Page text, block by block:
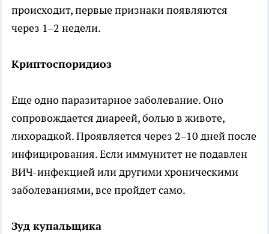
происходит, первые признаки появляются
через 1–2 недели.
Криптоспоридиоз
Еще одно паразитарное заболевание. Оно
сопровождается диареей, болью в животе,
лихорадкой. Проявляется через 2–10 дней после
инфицирования. Если иммунитет не подавлен
ВИЧ-инфекцией или другими хроническими
заболеваниями, все пройдет само.
Зуд купальщика